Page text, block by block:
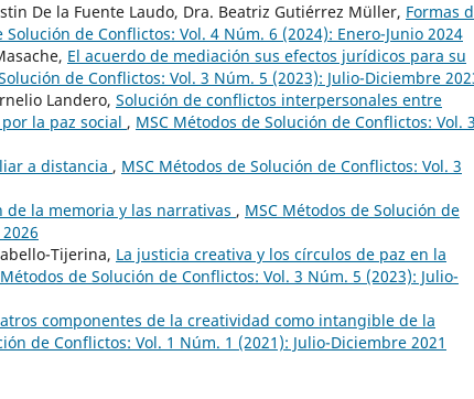
De la Fuente Laudo, Dra. Beatriz Gutiérrez Müller, Formas
Solución de Conflictos: Vol. 4 Núm. 6 (2024): Enero-Junio 2024
El acuerdo de mediación sus efectos jurídicos para su
de Conflictos: Vol. 3 Núm. 5 (2023): Julio-Diciembre
Landero, Solución de conflictos interpersonales entre
la paz social , MSC Métodos de Solución de Conflictos: Vol.
a distancia , MSC Métodos de Solución de Conflictos: Vol. 3
de la memoria y las narrativas , MSC Métodos de Solución de
Tijerina, La justicia creativa y los círculos de paz en la
de Solución de Conflictos: Vol. 3 Núm. 5 (2023): Julio-
componentes de la creatividad como intangible de la
de Conflictos: Vol. 1 Núm. 1 (2021): Julio-Diciembre 2021